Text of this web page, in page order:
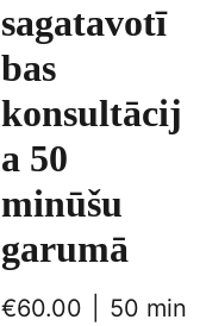
sagatavotī
bas
konsultācij
a 50
minūšu
garumā
€60.00 50 min